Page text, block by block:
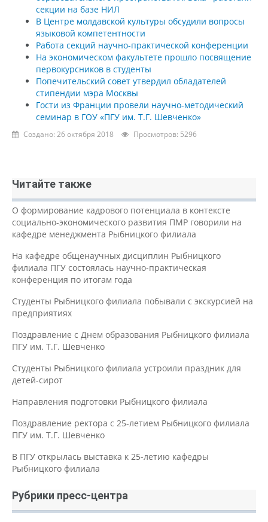
секции на базе НИЛ
В Центре молдавской культуры обсудили вопросы
языковой компетентности
Работа секций научно-практической конференции
На экономическом факультете прошло посвящение
первокурсников в студенты
Попечительский совет утвердил обладателей
стипендии мэра Москвы
Гости из Франции провели научно-методический
семинар в ГОУ «ПГУ им. Т.Г. Шевченко»
Создано: 26 октября 2018 Просмотров: 5296
Читайте также
О формирование кадрового потенциала в контексте
социально-экономического развития ПМР говорили на
кафедре менеджмента Рыбницкого филиала
На кафедре общенаучных дисциплин Рыбницкого
филиала ПГУ состоялась научно-практическая
конференция по итогам года
Студенты Рыбницкого филиала побывали с экскурсией на
предприятиях
Поздравление с Днем образования Рыбницкого филиала
ПГУ им. Т.Г. Шевченко
Студенты Рыбницкого филиала устроили праздник для
детей-сирот
Направления подготовки Рыбницкого филиала
Поздравление ректора с 25-летием Рыбницкого филиала
ПГУ им. Т.Г. Шевченко
В ПГУ открылась выставка к 25-летию кафедры
Рыбницкого филиала
Рубрики пресс-центра